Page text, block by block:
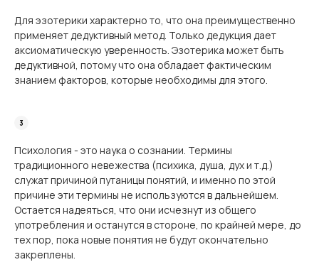
Для эзотерики характерно то, что она преимущественно
применяет дедуктивный метод. Только дедукция дает
аксиоматическую уверенность. Эзотерика может быть
дедуктивной, потому что она обладает фактическим
знанием факторов, которые необходимы для этого.
Психология - это наука о сознании. Термины
традиционного невежества (психика, душа, дух и т.д.)
служат причиной путаницы понятий, и именно по этой
причине эти термины не используются в дальнейшем.
Остается надеяться, что они исчезнут из общего
употребления и останутся в стороне, по крайней мере, до
тех пор, пока новые понятия не будут окончательно
закреплены.